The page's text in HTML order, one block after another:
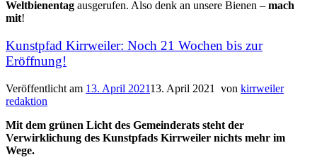
Weltbienentag ausgerufen. Also denk an unsere Bienen – mach
mit!
Kunstpfad Kirrweiler: Noch 21 Wochen bis zur
Eröffnung!
Veröffentlicht am 13. April 202113. April 2021 von kirrweiler
redaktion
Mit dem grünen Licht des Gemeinderats steht der
Verwirklichung des Kunstpfads Kirrweiler nichts mehr im
Wege.